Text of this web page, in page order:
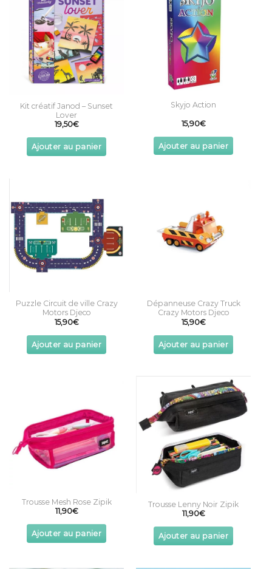
Kit créatif Janod – Sunset
Lover
19,50€
Ajouter au panier
Skyjo Action
15,90€
Ajouter au panier
Puzzle Circuit de ville Crazy
Motors Djeco
15,90€
Ajouter au panier
Dépanneuse Crazy Truck
Crazy Motors Djeco
15,90€
Ajouter au panier
Trousse Mesh Rose Zipik
11,90€
Ajouter au panier
Trousse Lenny Noir Zipik
11,90€
Ajouter au panier